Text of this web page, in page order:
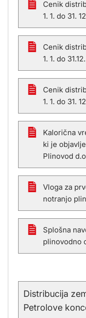
Črenšovci
Črna na Koroškem
Dobrovnik, ožje
Domžale
Dravograd
Gornja Radgona
Idrija
Mengeš
Cenik
1. 1. do 31.
Cenik
1. 1. do
Cenik
1. 1. do 31.
Kalorična
ki je
Plinovod
Vloga za
notranjo
Splošna
plinovodno
Distribucija
Petrolove